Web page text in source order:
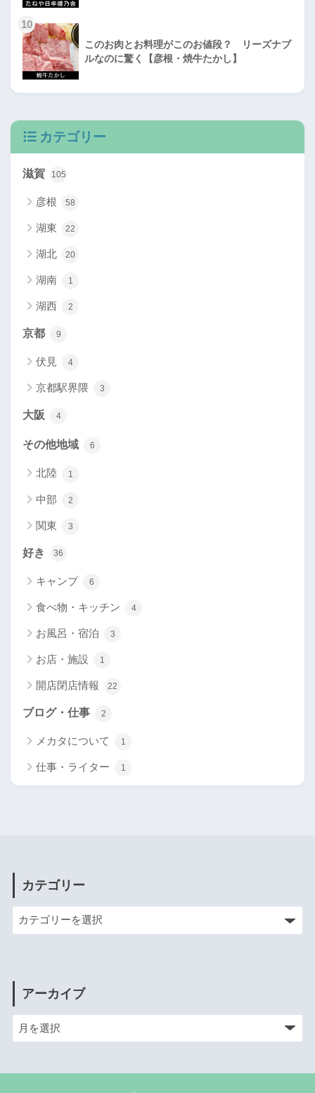
10
このお肉とお料理がこのお値段？ リーズナブ
ルなのに驚く【彦根・焼牛たかし】
カテゴリー
滋賀 105
彦根 58
湖東 22
湖北 20
湖南 1
湖西 2
京都 9
伏見 4
京都駅界隈 3
大阪 4
その他地域 6
北陸 1
中部 2
関東 3
好き 36
キャンプ 6
食べ物・キッチン 4
お風呂・宿泊 3
お店・施設 1
開店閉店情報 22
ブログ・仕事 2
メカタについて 1
仕事・ライター 1
カテゴリー
アーカイブ